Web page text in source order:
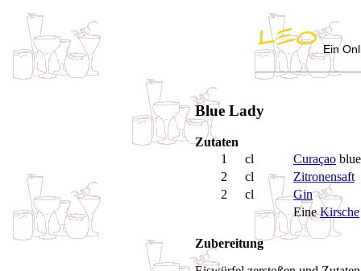
Ein
Blue Lady
Zutaten
1
cl Curaçao blue
2
cl
Zitronensaft
2
cl
Gin
EineKirsche
Zubereitung